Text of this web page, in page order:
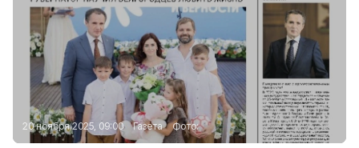
20 ноября 2025, 09:00 Газета Фото: